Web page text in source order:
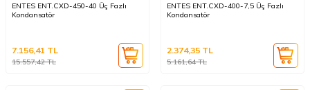
ENTES ENT.CXD-450-40 Üç Fazlı
Kondansatör
15.557,42TL
7.156,41 TL
ENTES ENT.CXD-400-7,5 Üç Fazlı
Kondansatör
5.161,64TL
2.374,35 TL